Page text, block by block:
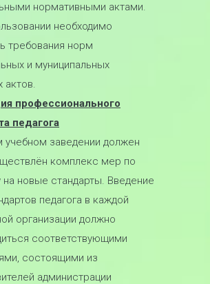
нормативными актами.
необходимо
требования норм
и муниципальных
актов.
профессионального
педагога
учебном заведении должен
комплекс мер по
на новые стандарты. Введение
педагога в каждой
организации должно
соответствующими
состоящими из
администрации